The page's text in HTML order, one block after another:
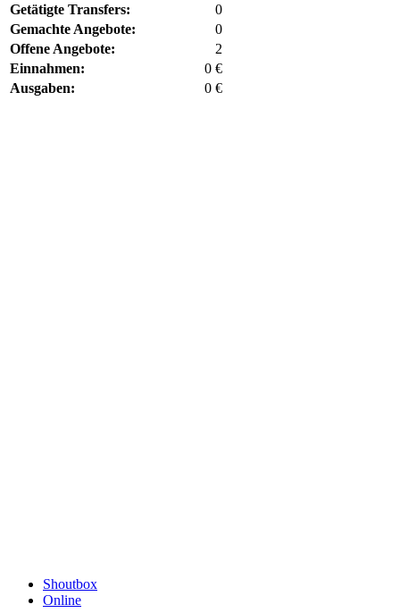
Getätigte Transfers:
0
Gemachte Angebote:
0
Offene Angebote:
2
Einnahmen:
0 €
Ausgaben:
0 €
Shoutbox
Online